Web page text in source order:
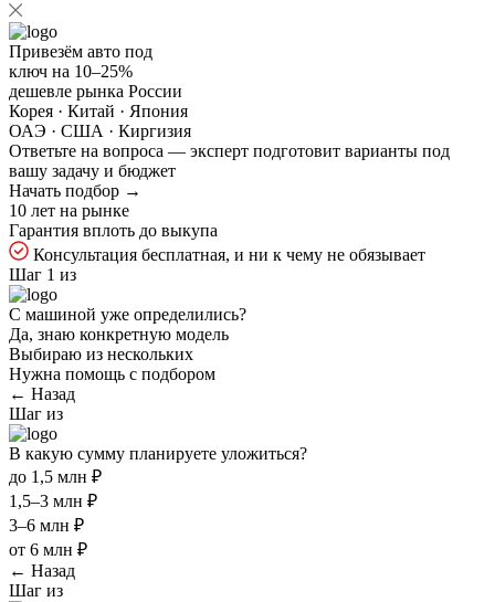
Привезём авто под
ключ на 10–25%
дешевле рынка России
Корея · Китай · Япония
ОАЭ · США · Киргизия
Ответьте на вопроса — эксперт подготовит варианты под
вашу задачу и бюджет
Начать подбор →
10 лет на рынке
Гарантия вплоть до выкупа
Консультация бесплатная, и ни к чему не обязывает
Шаг 1 из
С машиной уже определились?
Да, знаю конкретную модель
Выбираю из нескольких
Нужна помощь с подбором
← Назад
Шаг из
В какую сумму планируете уложиться?
до 1,5 млн ₽
1,5–3 млн ₽
3–6 млн ₽
от 6 млн ₽
← Назад
Шаг из